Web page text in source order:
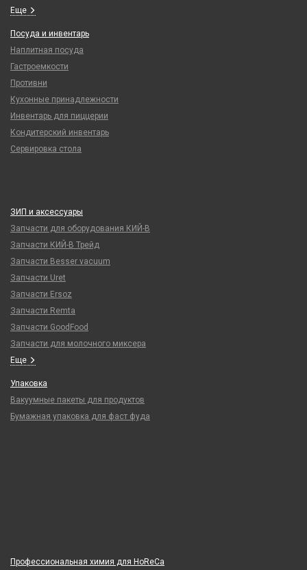
Еще
Посуда и инвентарь
Наплитная посуда
Гастроемкости
Противни
Кухонные принадлежности
Инвентарь для пиццерии
Кондитерский инвентарь
Сервировка стола
ЗИП и аксессуары
Запчасти для оборудования КИЙ-В
Запчасти КИЙ-В Трейд
Запчасти Besser vacuum
Запчасти Uret
Запчасти Ersoz
Запчасти Remta
Запчасти GoodFood
Запчасти для молочного миксера
Еще
Упаковка
Вакуумные пакеты для продуктов
Бумажная упаковка для фаст фуда
Профессиональная химия для HoReCa